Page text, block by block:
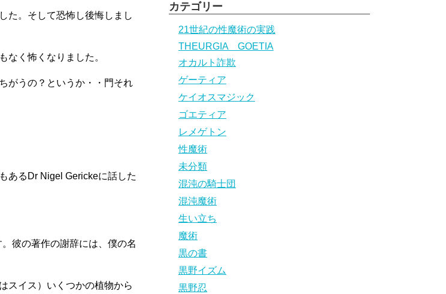
た。そして恐怖し後悔しまし
なく怖くなりました。
がうの？というか・・門それ
あるDr Nigel Gerickeに話した
彼の著作の謝辞には、僕の名
スイス）いくつかの植物から
カテゴリー
21世紀の性魔術の実践
THEURGIA GOETIA
オカルト詐欺
ゲーティア
ケイオスマジック
ゴエティア
レメゲトン
性魔術
未分類
混沌の騎士団
混沌魔術
生い立ち
魔術
黒の書
黒野イズム
黒野忍